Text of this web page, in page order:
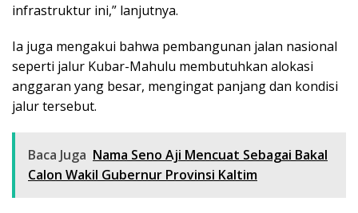
infrastruktur ini,” lanjutnya.
Ia juga mengakui bahwa pembangunan jalan nasional
seperti jalur Kubar-Mahulu membutuhkan alokasi
anggaran yang besar, mengingat panjang dan kondisi
jalur tersebut.
Baca Juga Nama Seno Aji Mencuat Sebagai Bakal
Calon Wakil Gubernur Provinsi Kaltim